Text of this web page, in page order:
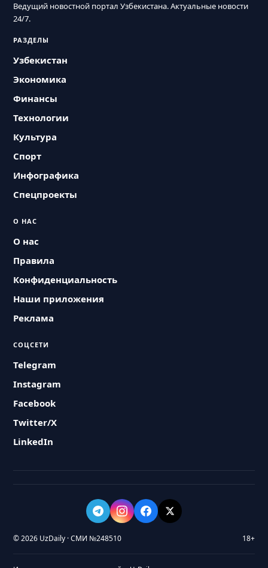
Ведущий новостной портал Узбекистана. Актуальные новости
24/7.
РАЗДЕЛЫ
Узбекистан
Экономика
Финансы
Технологии
Культура
Спорт
Инфографика
Спецпроекты
О НАС
О нас
Правила
Конфиденциальность
Наши приложения
Реклама
СОЦСЕТИ
Telegram
Instagram
Facebook
Twitter/X
LinkedIn
© 2026 UzDaily · СМИ №248510 18+